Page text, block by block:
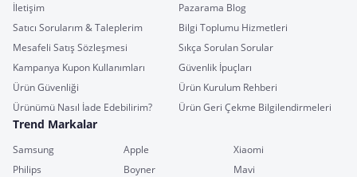
İletişim
Pazarama Blog
Satıcı Sorularım & Taleplerim
Bilgi Toplumu Hizmetleri
Mesafeli Satış Sözleşmesi
Sıkça Sorulan Sorular
Kampanya Kupon Kullanımları
Güvenlik İpuçları
Ürün Güvenliği
Ürün Kurulum Rehberi
Ürünümü Nasıl İade Edebilirim?
Ürün Geri Çekme Bilgilendirmeleri
Trend Markalar
Samsung Apple
Xiaomi
Philips
Boyner
Mavi